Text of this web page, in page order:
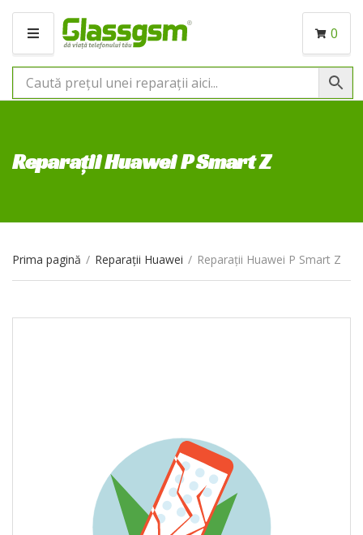
M
N
I
0
Reparații Huawei P Smart Z
Prima pagină / Reparații Huawei / Reparații Huawei P Smart Z